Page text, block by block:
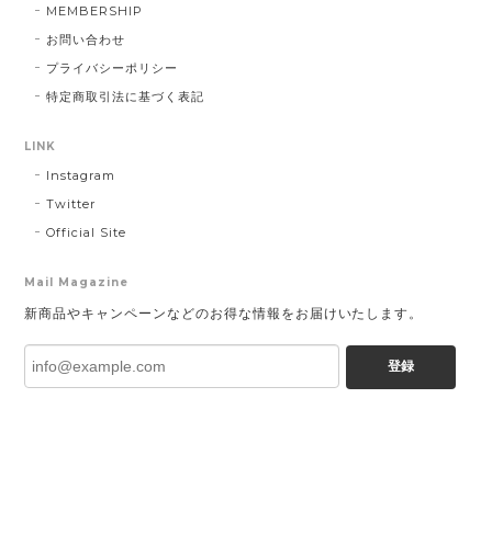
MEMBERSHIP
お問い合わせ
プライバシーポリシー
特定商取引法に基づく表記
LINK
Instagram
Twitter
Official Site
Mail Magazine
新商品やキャンペーンなどのお得な情報をお届けいたします。
登録